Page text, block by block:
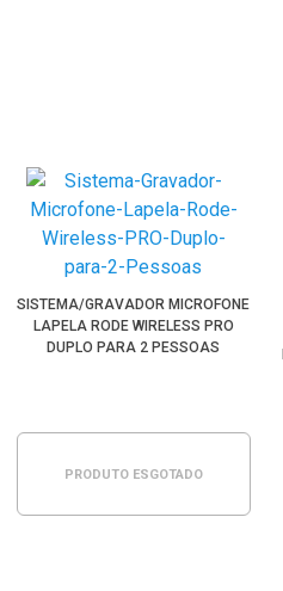
SISTEMA/GRAVADOR MICROFONE
LAPELA RODE WIRELESS PRO
DUPLO PARA 2 PESSOAS
PRODUTO ESGOTADO